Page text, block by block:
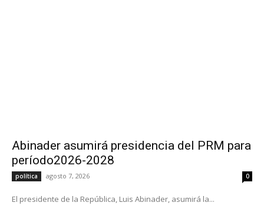
Abinader asumirá presidencia del PRM para
período2026-2028
política agosto 7, 2026 0
El presidente de la República, Luis Abinader, asumirá la...